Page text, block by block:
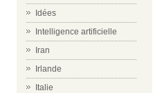
Idées
Intelligence artificielle
Iran
Irlande
Italie